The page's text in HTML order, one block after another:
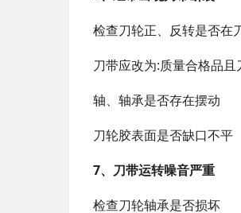
检查刀轮正、反转是否在
刀带应改为:质量合格品
轴、轴承是否存在摆动
刀轮胶表面是否缺口不平
7、刀带运转噪音严重
检查刀轮轴承是否损坏